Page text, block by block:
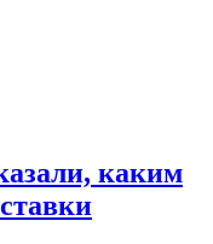
каким